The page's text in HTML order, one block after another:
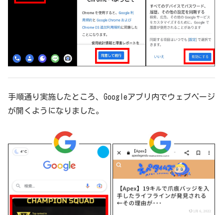
手順通り実施したところ、Googleアプリ内でウェブページ
が開くようになりました。